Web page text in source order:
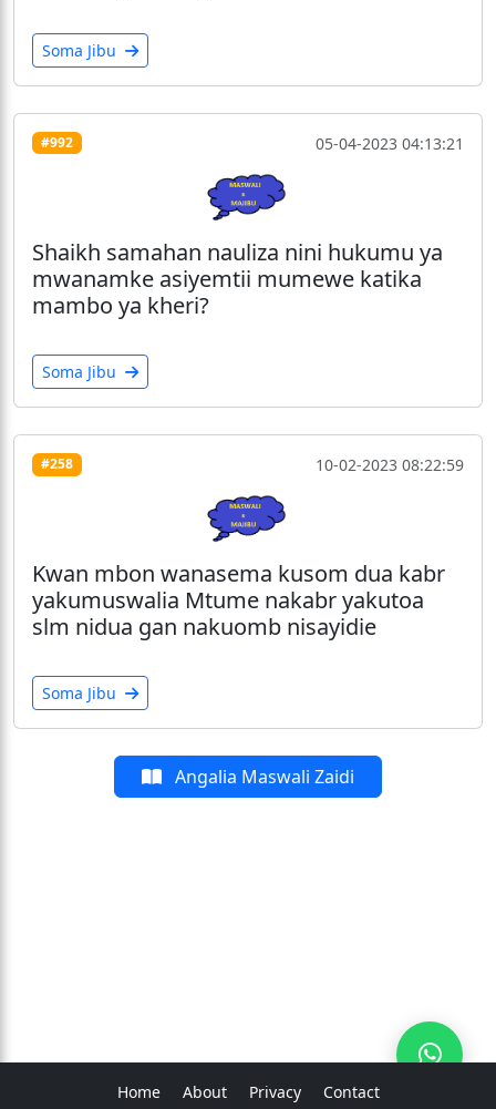
Soma Jibu
#992 05-04-2023 04:13:21
Shaikh samahan nauliza nini hukumu ya
mwanamke asiyemtii mumewe katika
mambo ya kheri?
Soma Jibu
#258 10-02-2023 08:22:59
Kwan mbon wanasema kusom dua kabr
yakumuswalia Mtume nakabr yakutoa
slm nidua gan nakuomb nisayidie
Soma Jibu
Angalia Maswali Zaidi
Home About Privacy Contact